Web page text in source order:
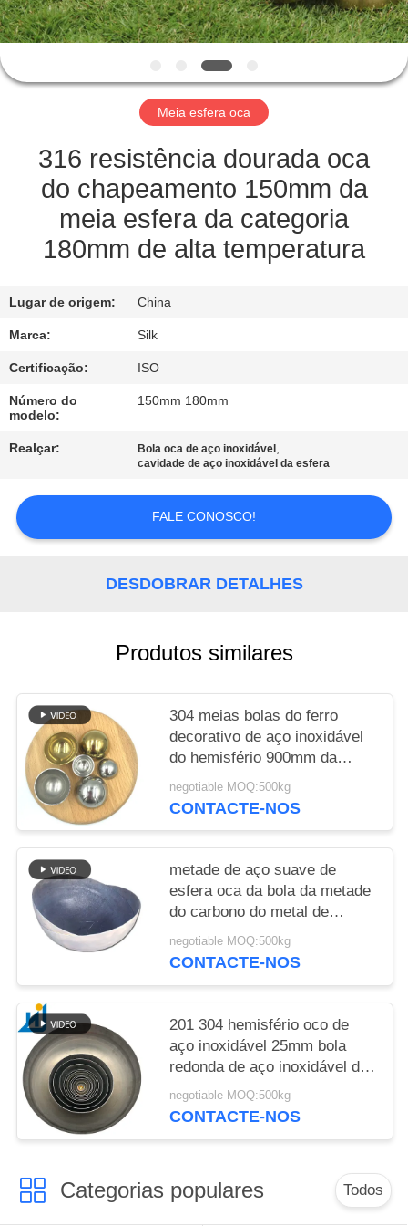
CONTROLE
DA
QUALIDADE
CONTACTE-
NOS
NOTÍCIA
PEÇA
UMAS
CITAÇÕES
MAPA
SITE
Meia esfera oca
316 resistência dourada oca
do chapeamento 150mm da
meia esfera da categoria
180mm de alta temperatura
Lugar de origem: China
Marca: Silk
Certificação: ISO
Número do
modelo:
150mm 180mm
Realçar: Bola oca de aço inoxidável ,
cavidade de aço inoxidável da esfera
FALE CONOSCO!
DESDOBRAR DETALHES
Produtos similares
304 meias bolas do ferro
decorativo de aço inoxidável
do hemisfério 900mm da
cavidade do espelho
negotiable MOQ:500kg
CONTACTE-NOS
metade de aço suave de
esfera oca da bola da metade
do carbono do metal de
800mm para a bola oca de
Hlaf dos poços do fogo
negotiable MOQ:500kg
CONTACTE-NOS
201 304 hemisfério oco de
aço inoxidável 25mm bola
redonda de aço inoxidável da
bola da metade do espelho de
32mm a de 2000mm meia
negotiable MOQ:500kg
CONTACTE-NOS
Categorias populares Todos